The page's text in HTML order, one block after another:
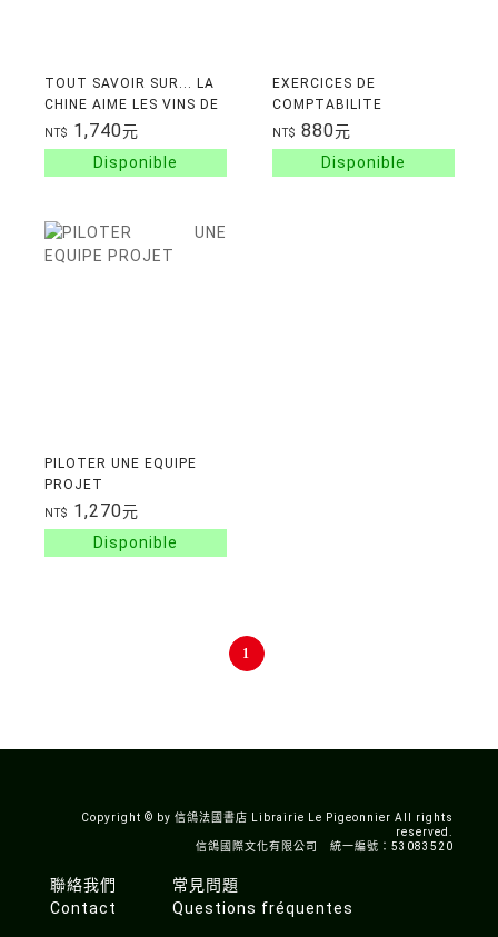
TOUT SAVOIR SUR... LA
CHINE AIME LES VINS DE
FRANCE - MARCHE
EMERGENT OU MARCHE
CONCURRENT? **
NT$ 1,740元
EXERCICES DE
COMPTABILITE
GENERALE, AVEC
CORRIGES DETAILLES :
PRINCIPES GENERAUX,
NT$ 880元
PILOTER UNE EQUIPE
PROJET
NT$ 1,270元
1
Copyright © by 信鴿法國書店 Librairie Le Pigeonnier All rights
reserved.
信鴿國際文化有限公司 統一編號：53083520
聯絡我們
Contact
常見問題
Questions fréquentes